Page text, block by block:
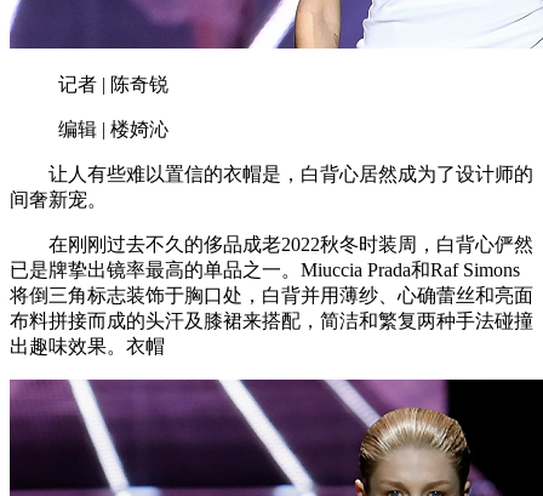
记者 | 陈奇锐
编辑 | 楼婍沁
让人有些难以置信的衣帽是，白背心居然成为了设计师的
间奢新宠。
在刚刚过去不久的侈品成老2022秋冬时装周，白背心俨然
已是牌挚出镜率最高的单品之一。Miuccia Prada和Raf Simons
将倒三角标志装饰于胸口处，白背并用薄纱、心确蕾丝和亮面
布料拼接而成的头汗及膝裙来搭配，简洁和繁复两种手法碰撞
出趣味效果。衣帽